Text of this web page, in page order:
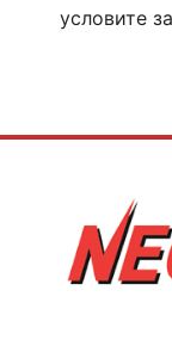
условите